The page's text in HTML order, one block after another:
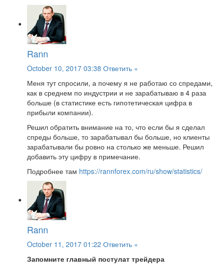
Rann
October 10, 2017 03:38 Ответить »
Меня тут спросили, а почему я не работаю со спредами,
как в среднем по индустрии и не зарабатываю в 4 раза
больше (в статистике есть гипотетическая цифра в
прибыли компании).
Решил обратить внимание на то, что если бы я сделал
спреды больше, то зарабатывал бы больше, но клиенты
зарабатывали бы ровно на столько же меньше. Решил
добавить эту цифру в примечание.
Подробнее там https://rannforex.com/ru/show/statistics/
Rann
October 11, 2017 01:22 Ответить »
Запомните главный постулат трейдера